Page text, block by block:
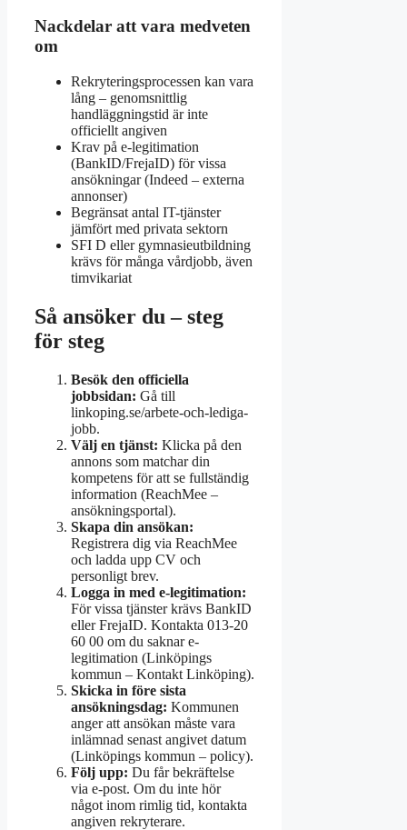
Nackdelar att vara medveten
om
Rekryteringsprocessen kan vara
lång – genomsnittlig
handläggningstid är inte
officiellt angiven
Krav på e-legitimation
(BankID/FrejaID) för vissa
ansökningar (Indeed – externa
annonser)
Begränsat antal IT-tjänster
jämfört med privata sektorn
SFI D eller gymnasieutbildning
krävs för många vårdjobb, även
timvikariat
Så ansöker du – steg
för steg
Besök den officiella
jobbsidan: Gå till
linkoping.se/arbete-och-lediga-
jobb.
Välj en tjänst: Klicka på den
annons som matchar din
kompetens för att se fullständig
information (ReachMee –
ansökningsportal).
Skapa din ansökan:
Registrera dig via ReachMee
och ladda upp CV och
personligt brev.
Logga in med e-legitimation:
För vissa tjänster krävs BankID
eller FrejaID. Kontakta 013-20
60 00 om du saknar e-
legitimation (Linköpings
kommun – Kontakt Linköping).
Skicka in före sista
ansökningsdag: Kommunen
anger att ansökan måste vara
inlämnad senast angivet datum
(Linköpings kommun – policy).
Följ upp: Du får bekräftelse
via e-post. Om du inte hör
något inom rimlig tid, kontakta
angiven rekryterare.